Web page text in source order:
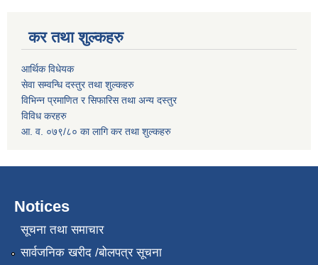
कर तथा शुल्कहरु
आर्थिक विधेयक
सेवा सम्वन्धि दस्तुर तथा शुल्कहरु
विभिन्न प्रमाणित र सिफारिस तथा अन्य दस्तुर
विविध करहरु
आ. व. ०७९/८० का लागि कर तथा शुल्कहरु
Notices
सूचना तथा समाचार
सार्वजनिक खरीद /बोलपत्र सूचना